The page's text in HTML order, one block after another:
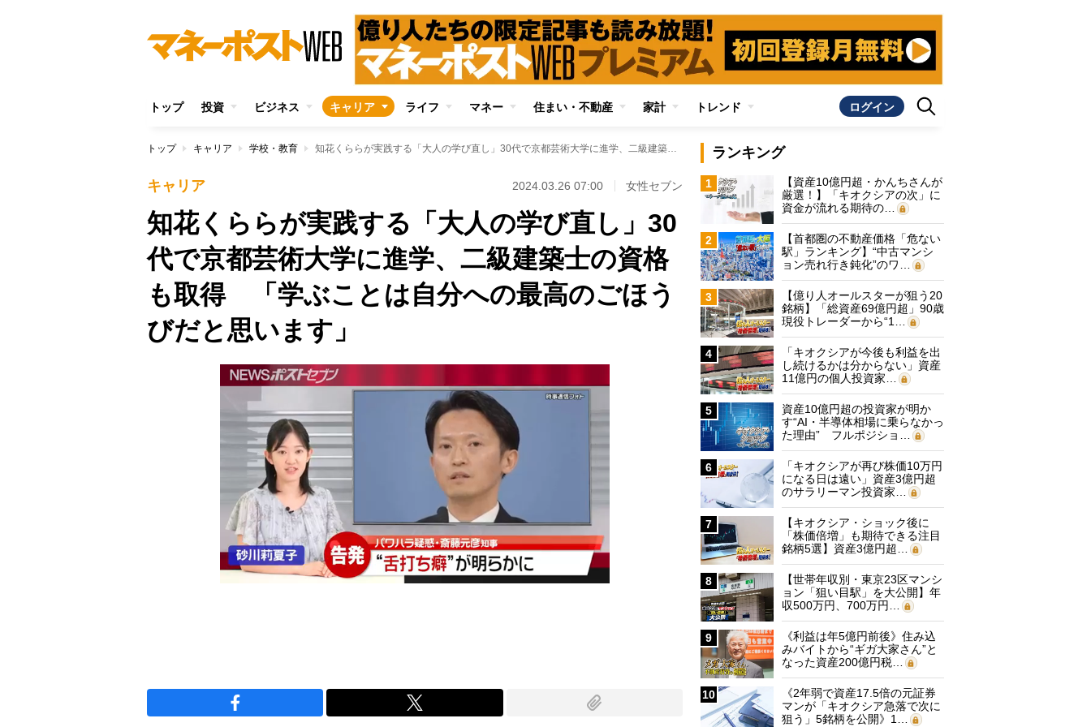
トップ 投資 ビジネス キャリア ライフ マネー 住まい・不動産 家計 トレンド ログイン
トップ キャリア 学校・教育 知花くららが実践する「大人の学び直し」30代で京都芸術大学に進学、二級建築士の資格も取得 「学ぶことは自分への最高のごほうびだと思います」
キャリア 2024.03.26 07:00 女性セブン
知花くららが実践する「大人の学び直し」30
代で京都芸術大学に進学、二級建築士の資格
も取得 「学ぶことは自分への最高のごほう
びだと思います」
ランキング
1
【資産10億円超・かんちさんが
厳選！】「キオクシアの次」に
資金が流れる期待の…
2
【首都圏の不動産価格「危ない
駅」ランキング】“中古マンシ
ョン売れ行き鈍化”のワ…
3
【億り人オールスターが狙う20
銘柄】「総資産69億円超」90歳
現役トレーダーから“1…
4
「キオクシアが今後も利益を出
し続けるかは分からない」資産
11億円の個人投資家…
5
資産10億円超の投資家が明か
す“AI・半導体相場に乗らなかっ
た理由” フルポジショ…
6
「キオクシアが再び株価10万円
になる日は遠い」資産3億円超
のサラリーマン投資家…
7
【キオクシア・ショック後に
「株価倍増」も期待できる注目
銘柄5選】資産3億円超…
8
【世帯年収別・東京23区マンシ
ョン「狙い目駅」を大公開】年
収500万円、700万円…
9
《利益は年5億円前後》住み込
みバイトから“ギガ大家さん”と
なった資産200億円税…
10
《2年弱で資産17.5倍の元証券
マンが「キオクシア急落で次に
狙う」5銘柄を公開》1…